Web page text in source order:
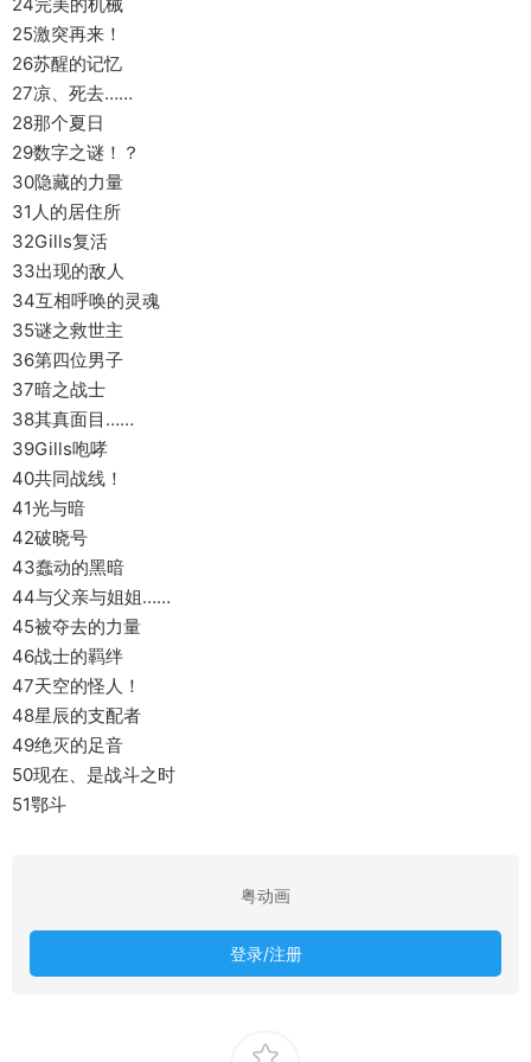
25激突再来！
26苏醒的记忆
27凉、死去……
28那个夏日
29数字之谜！？
30隐藏的力量
31人的居住所
32Gills复活
33出现的敌人
34互相呼唤的灵魂
35谜之救世主
36第四位男子
37暗之战士
38其真面目……
39Gills咆哮
40共同战线！
41光与暗
42破晓号
43蠢动的黑暗
44与父亲与姐姐……
45被夺去的力量
46战士的羁绊
47天空的怪人！
48星辰的支配者
49绝灭的足音
50现在、是战斗之时
51鄂斗
粤动画
登录/注册